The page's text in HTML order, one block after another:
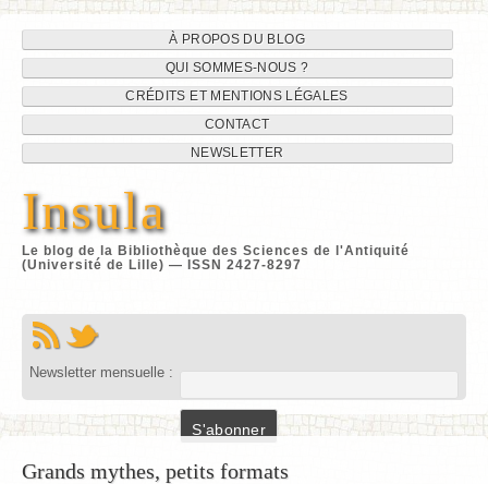
Navigation
du
site
au
contenu
À PROPOS DU BLOG
QUI SOMMES-NOUS ?
CRÉDITS ET MENTIONS LÉGALES
CONTACT
NEWSLETTER
Insula
Le blog de la Bibliothèque des Sciences de l'Antiquité
(Université de Lille) — ISSN 2427-8297
Newsletter mensuelle :
Grands mythes, petits formats